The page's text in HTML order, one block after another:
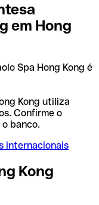
em Hong
Spa Hong Kong é
Kong utiliza
Confirme o
banco.
internacionais
Kong